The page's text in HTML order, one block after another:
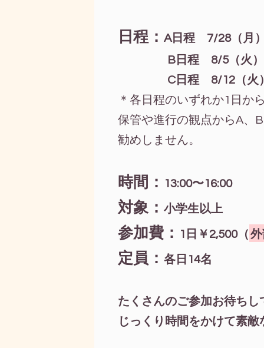
日程： A日程 7/28（月
B日程 8/5（火
C日程 8/12（火
＊各日程のいずれか1日か
保管や進行の観点からA、
勧めしません。
時間： 13:00〜16:00
対象： 小学生以上
参加費： 1日￥2,500（
定員： 各日14名
たくさんのご参加お待ちし
じっくり時間をかけて素